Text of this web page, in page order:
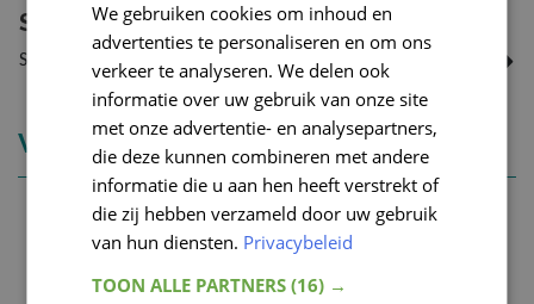
Stel een vraag
Stel een vraag
Vergelijkbare producten
GERMAN
We gebruiken cookies om inhoud en
advertenties te personaliseren en om ons
verkeer te analyseren. We delen ook
informatie over uw gebruik van onze site
met onze advertentie- en analysepartners,
die deze kunnen combineren met andere
informatie die u aan hen heeft verstrekt of
die zij hebben verzameld door uw gebruik
van hun diensten. Privacybeleid
TOON ALLE PARTNERS (16) →